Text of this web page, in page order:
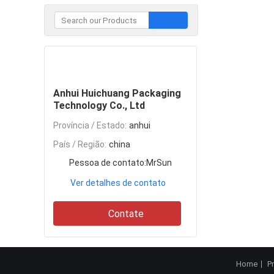
Anhui Huichuang Packaging
Technology Co., Ltd
Província / Estado: anhui
País / Região: china
Pessoa de contato:MrSun
Ver detalhes de contato
Contate
Home